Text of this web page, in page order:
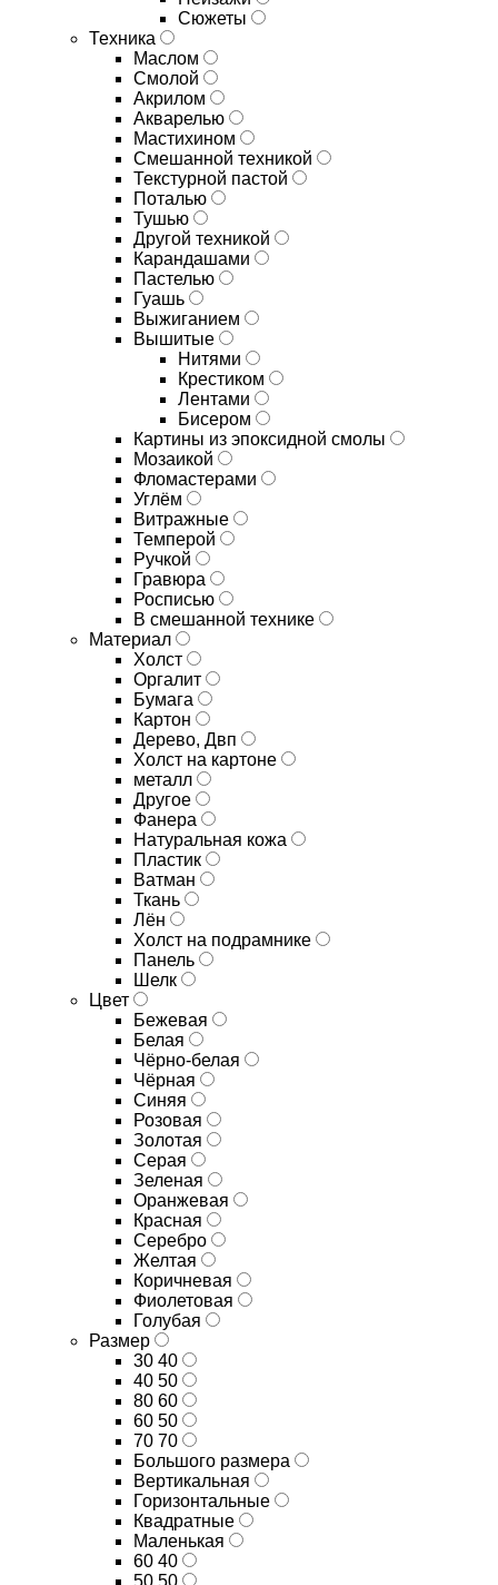
Сюжеты
Техника
Маслом
Смолой
Акрилом
Акварелью
Мастихином
Смешанной техникой
Текстурной пастой
Поталью
Тушью
Другой техникой
Карандашами
Пастелью
Гуашь
Выжиганием
Вышитые
Нитями
Крестиком
Лентами
Бисером
Картины из эпоксидной смолы
Мозаикой
Фломастерами
Углём
Витражные
Темперой
Ручкой
Гравюра
Росписью
В смешанной технике
Материал
Холст
Оргалит
Бумага
Картон
Дерево, Двп
Холст на картоне
металл
Другое
Фанера
Натуральная кожа
Пластик
Ватман
Ткань
Лён
Холст на подрамнике
Панель
Шелк
Цвет
Бежевая
Белая
Чёрно-белая
Чёрная
Синяя
Розовая
Золотая
Серая
Зеленая
Оранжевая
Красная
Серебро
Желтая
Коричневая
Фиолетовая
Голубая
Размер
30 40
40 50
80 60
60 50
70 70
Большого размера
Вертикальная
Горизонтальные
Квадратные
Маленькая
60 40
50 50